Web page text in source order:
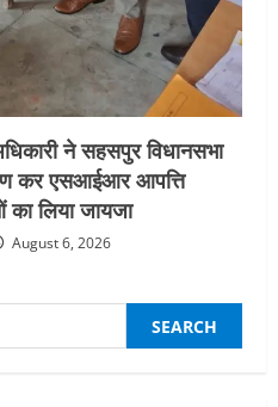
ने सहसपुर विधानसभा
कर एसआईआर आपत्ति
का लिया जायजा
August 6, 2026